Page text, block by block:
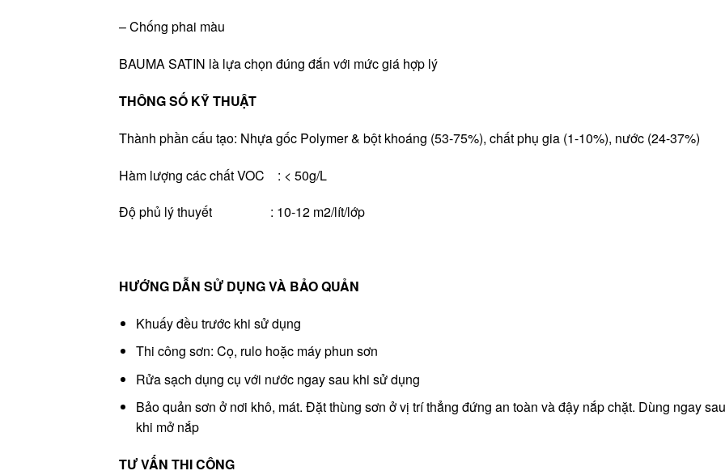
– Chống phai màu
BAUMA SATIN là lựa chọn đúng đắn với mức giá hợp lý
THÔNG SỐ KỸ THUẬT
Thành phần cấu tạo: Nhựa gốc Polymer & bột khoáng (53-75%), chất phụ gia (1-10%), nước (24-37%)
Hàm lượng các chất VOC : < 50g/L
Độ phủ lý thuyết : 10-12 m2/lít/lớp
HƯỚNG DẪN SỬ DỤNG VÀ BẢO QUẢN
Khuấy đều trước khi sử dụng
Thi công sơn: Cọ, rulo hoặc máy phun sơn
Rửa sạch dụng cụ với nước ngay sau khi sử dụng
Bảo quản sơn ở nơi khô, mát. Đặt thùng sơn ở vị trí thẳng đứng an toàn và đậy nắp chặt. Dùng ngay sau
khi mở nắp
TƯ VẤN THI CÔNG